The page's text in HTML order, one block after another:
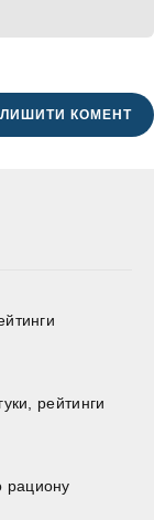
рейтинги
рациону
КОМЕНТ